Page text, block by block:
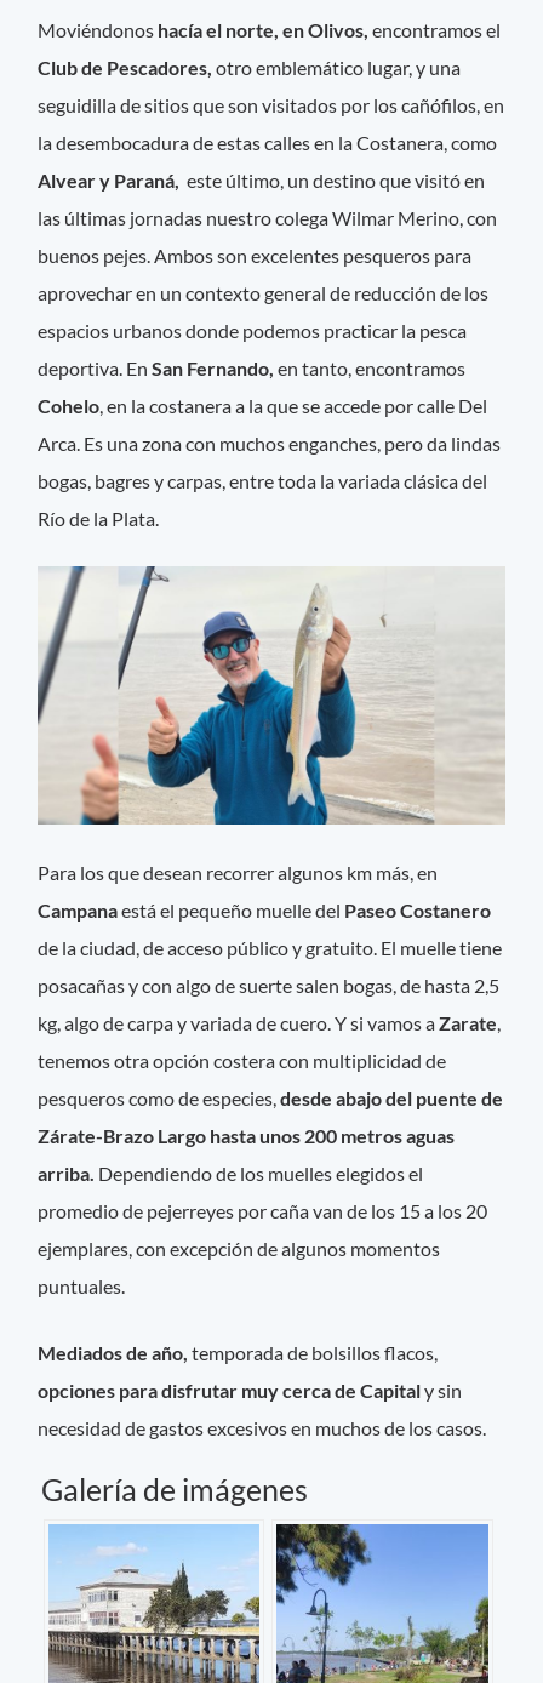
Moviéndonos hacía el norte, en Olivos,encontramos el
Club de Pescadores,otro emblemático lugar, y una
seguidilla de sitios que son visitados por los cañófilos, en
la desembocadura de estas calles en la Costanera, como
Alvear y Paraná, este último, un destino que visitó en
las últimas jornadas nuestro colega Wilmar Merino, con
buenos pejes. Ambos son excelentes pesqueros para
aprovechar en un contexto general de reducción de los
espacios urbanos donde podemos practicar la pesca
deportiva. EnSan Fernando, en tanto, encontramos
Cohelo , en la costanera a la que se accede por calle Del
Arca. Es una zona con muchos enganches, pero da lindas
bogas, bagres y carpas, entre toda la variada clásica del
Río de la Plata.
Para los que desean recorrer algunos km más, en
Campanaestá el pequeño muelle del Paseo Costanero
de la ciudad, de acceso público y gratuito. El muelle tiene
posacañas y con algo de suerte salen bogas, de hasta 2,5
kg, algo de carpa y variada de cuero. Y si vamos aZarate,
tenemos otra opción costera con multiplicidad de
pesqueros como de especies,desde abajo del puente de
Zárate-Brazo Largo hasta unos 200 metros aguas
arriba. Dependiendo de los muelles elegidos el
promedio de pejerreyes por caña van de los 15 a los 20
ejemplares, con excepción de algunos momentos
puntuales.
Mediados de año, temporada de bolsillos flacos,
opciones para disfrutar muy cerca de Capitaly sin
necesidad de gastos excesivos en muchos de los casos.
Galería de imágenes